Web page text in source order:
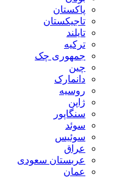
پاکستان
تاجیکستان
تایلند
ترکیه
جمهوری چک
چین
دانمارک
روسیه
ژاپن
سنگاپور
سوئد
سوئیس
عراق
عربستان سعودی
عمان